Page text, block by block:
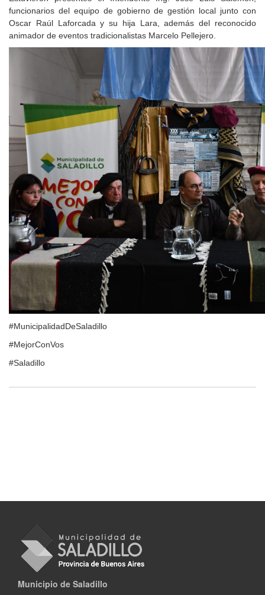
funcionarios del equipo de gobierno de gestión local junto con
Oscar Raúl Laforcada y su hija Lara, además del reconocido
animador de eventos tradicionalistas Marcelo Pellejero.
#MunicipalidadDeSaladillo
#MejorConVos
#Saladillo
Municipio de Saladillo